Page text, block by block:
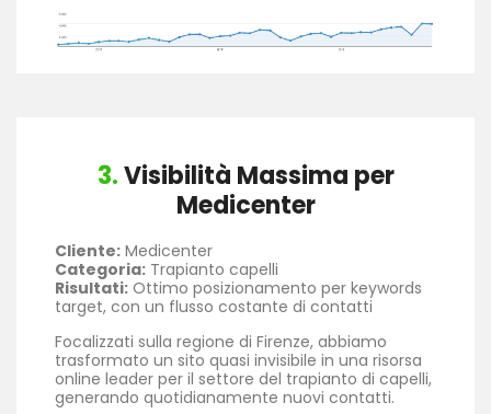
3.Visibilità Massima per
Medicenter
Cliente: Medicenter
Categoria: Trapianto capelli
Risultati: Ottimo posizionamento per keywords
target, con un flusso costante di contatti
Focalizzati sulla regione di Firenze, abbiamo
trasformato un sito quasi invisibile in una risorsa
online leader per il settore del trapianto di capelli,
generando quotidianamente nuovi contatti.